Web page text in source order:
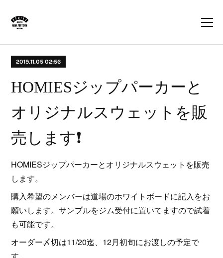
2019.11.05 02:56
HOMIESジップパーカーと
オリジナルスウェットを販
売します❗
HOMIESジップパーカーとオリジナルスウェットを販売
します。
購入希望のメンバーは道場のホワイトボードに記入をお
願いします。サンプルをジム受付に置いてますので試着
も可能です。
オーダー〆切は11/20迄、12月初旬にお渡しの予定で